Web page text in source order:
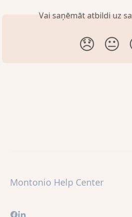
Vai saņēmāt atbildi uz
😞 😐
Montonio Help Center